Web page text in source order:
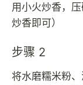
用小火炒香，
炒香即可）
步骤 2
将水磨糯米粉